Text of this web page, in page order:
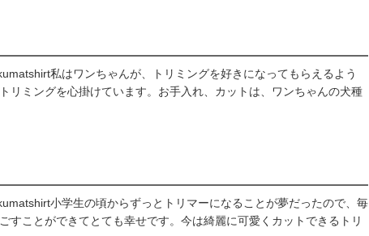
私はワンちゃんが、トリミングを好きになってもらえるよう
リミングを心掛けています。お手入れ、カットは、ワンちゃんの犬種
小学生の頃からずっとトリマーになることが夢だったので、毎
すことができてとても幸せです。今は綺麗に可愛くカットできるトリ